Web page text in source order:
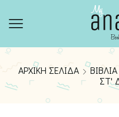
ΑΡΧΙΚΉ ΣΕΛΊΔΑ ΒΙΒΛΊΑ
ΣΤ'